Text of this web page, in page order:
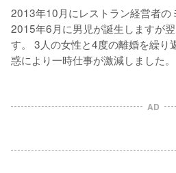
2013年10月にレストラン経営者の
2015年6月に男児が誕生しますが
す。 3人の女性と4度の離婚を繰り
惑により一時仕事が激減しました。
AD